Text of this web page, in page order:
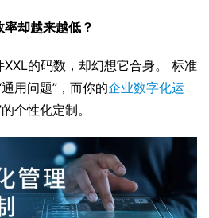
却越来越低？
的码数，却幻想它合身。 标准
用问题”，而你的企业数字化运
个性化定制。